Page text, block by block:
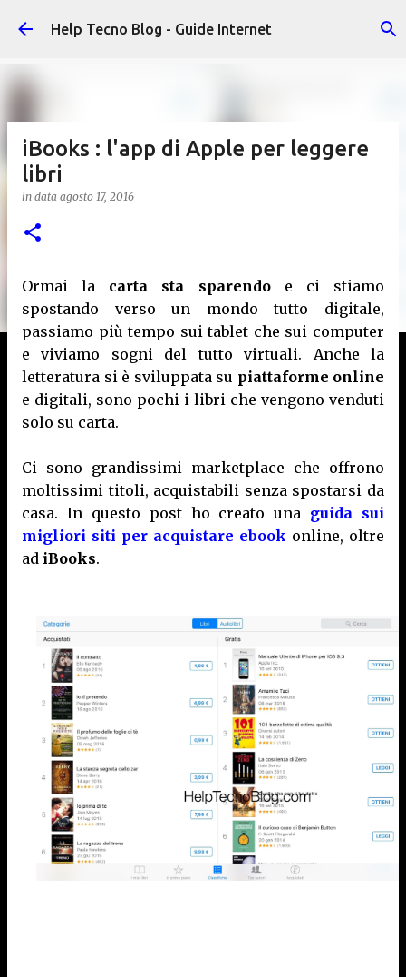
Passa ai contenuti principali
Help Tecno Blog - Guide Internet
iBooks : l'app di Apple per leggere
libri
in data agosto 17, 2016
Ormai la carta sta sparendoe ci stiamo
spostando verso un mondo tutto digitale,
passiamo più tempo sui tablet che sui computer
e viviamo sogni del tutto virtuali. Anche la
letteratura si è sviluppata su piattaforme online
e digitali, sono pochi i libri che vengono venduti
solo su carta.
Ci sono grandissimi marketplace che offrono
moltissimi titoli, acquistabili senza spostarsi da
casa. In questo post ho creato una guida sui
migliori siti per acquistare ebook online, oltre
ad iBooks.